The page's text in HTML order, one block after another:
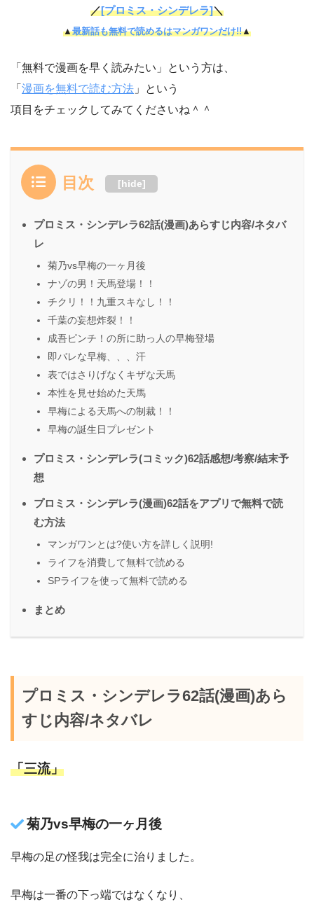
／[プロミス・シンデレラ]＼
▲最新話も無料で読めるはマンガワンだけ!!▲
「無料で漫画を早く読みたい」という方は、
「 漫画を無料で読む方法 」という
項目をチェックしてみてくださいね＾＾
目次 [hide]
プロミス・シンデレラ62話(漫画)あらすじ内容/ネタバ
レ
菊乃vs早梅の一ヶ月後
ナゾの男！天馬登場！！
チクリ！！九重スキなし！！
千葉の妄想炸裂！！
成吾ピンチ！の所に助っ人の早梅登場
即バレな早梅、、、汗
表ではさりげなくキザな天馬
本性を見せ始めた天馬
早梅による天馬への制裁！！
早梅の誕生日プレゼント
プロミス・シンデレラ(コミック)62話感想/考察/結末予
想
プロミス・シンデレラ(漫画)62話をアプリで無料で読
む方法
マンガワンとは?使い方を詳しく説明!
ライフを消費して無料で読める
SPライフを使って無料で読める
まとめ
プロミス・シンデレラ62話(漫画)あら
すじ内容/ネタバレ
「三流」
菊乃vs早梅の一ヶ月後
早梅の足の怪我は完全に治りました。
早梅は一番の下っ端ではなくなり、